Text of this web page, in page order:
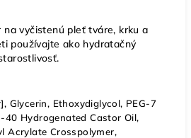
vyčistenú pleť tváre, krku a
používajte ako hydratačný
Glycerin, Ethoxydiglycol, PEG-7
40 Hydrogenated Castor Oil,
Acrylate Crosspolymer,